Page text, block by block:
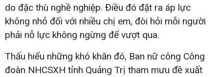
do đặc thù nghề nghiệp. Điều đó đặt ra áp lực
không nhỏ đối với nhiều chị em, đòi hỏi mỗi người
phải nỗ lực không ngừng để vượt qua.
Thấu hiểu những khó khăn đó, Ban nữ công Công
đoàn NHCSXH tỉnh Quảng Trị tham mưu đề xuất